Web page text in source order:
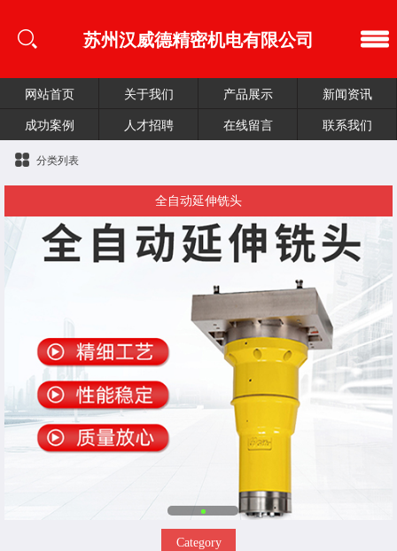
苏州汉威德精密机电有限公司
网站首页 关于我们 产品展示
新闻资讯
成功案例
人才招聘 在线留言 联系我们
分类列表
全自动延伸铣头
Category